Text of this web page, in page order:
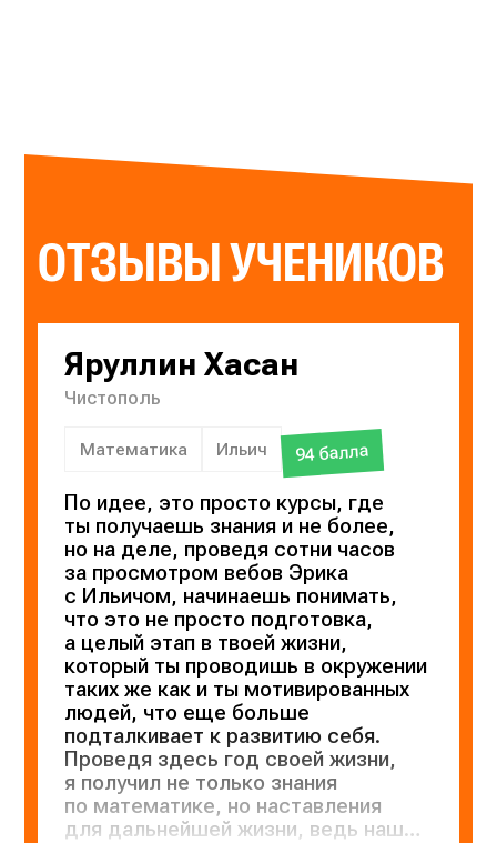
ОТЗЫВЫ УЧЕНИКОВ
Яруллин Хасан
Чистополь
Математика Ильич 94 балла
По идее, это просто курсы, где
ты получаешь знания и не более,
но на деле, проведя сотни часов
за просмотром вебов Эрика
с Ильичом, начинаешь понимать,
что это не просто подготовка,
а целый этап в твоей жизни,
который ты проводишь в окружении
таких же как и ты мотивированных
людей, что еще больше
подталкивает к развитию себя.
Проведя здесь год своей жизни,
я получил не только знания
по математике, но наставления
для дальнейшей жизни, ведь наши